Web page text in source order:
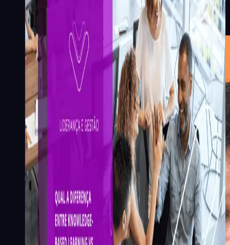
Learning (aprendizado
baseado em habilidades)